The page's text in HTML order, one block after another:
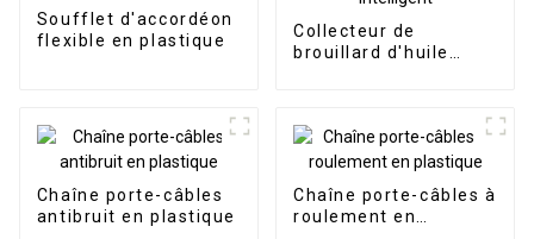
Soufflet d'accordéon
flexible en plastique
Collecteur de
brouillard d'huile
Chaîne porte-câbles
antibruit en plastique
Chaîne porte-câbles à
roulement en